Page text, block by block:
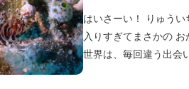
はいさーい！ りゅう
入りすぎてまさかの
世界は、毎回違う出会